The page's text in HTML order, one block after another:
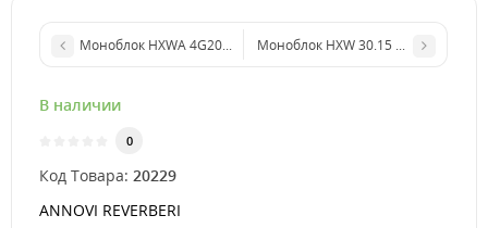
Моноблок HXWA 4G20 ET 230-400В/60Hz 5,5 HP
Моноблок HXW 30.15 ET 230-400В/
В наличии
0
Код Товара: 20229
ANNOVI REVERBERI